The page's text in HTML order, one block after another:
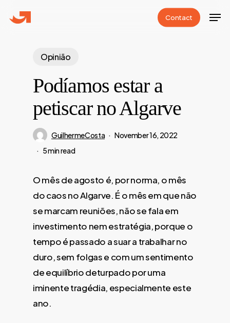
Contact
Opinião
Podíamos estar a
petiscar no Algarve
GuilhermeCosta
November 16, 2022
5 min read
O mês de agosto é, por norma, o mês
do caos no Algarve. É o mês em que não
se marcam reuniões, não se fala em
investimento nem estratégia, porque o
tempo é passado a suar a trabalhar no
duro, sem folgas e com um sentimento
de equilíbrio deturpado por uma
iminente tragédia, especialmente este
ano.